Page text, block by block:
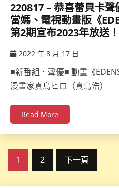
220817 – 恭喜蕾貝卡
當媽、電視動畫版《
第2期宣布2023年放送！
2022 年 8 月 17 日
■新番組．聲優■ 動畫《
漫畫家真島ヒロ（真島浩）
Read More
文
1 2 下一頁